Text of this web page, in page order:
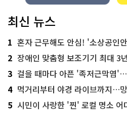
최신 뉴스
1 혼자 근무해도 안심! '소상공인
2 장애인 맞춤형 보조기기 최대 3년
3 걸을 때마다 아픈 '족저근막염'…무작
4 먹거리부터 야경 라이브까지…
5 시민이 사랑한 '찐' 로컬 명소 어디